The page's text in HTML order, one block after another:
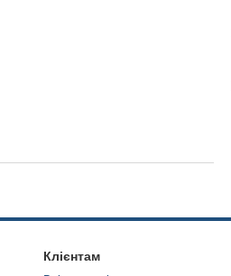
Клієнтам